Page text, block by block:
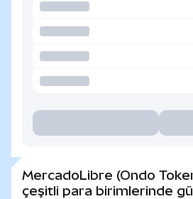
MercadoLibre (Ondo
çeşitli para birimlerinde